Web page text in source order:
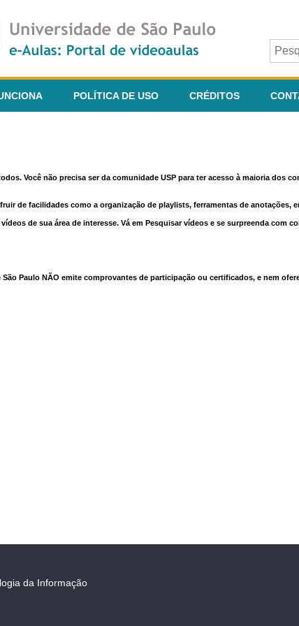
POLÍTICA DE USO CRÉDITOS
Você não precisa ser da comunidade USP para ter acesso à maioria
de facilidades como a organização de playlists, ferramentas de
de sua área de interesse. Vá em Pesquisar vídeos e se surpreenda com
São Paulo NÃO emite comprovantes de participação ou certificados, e nem
da Informação